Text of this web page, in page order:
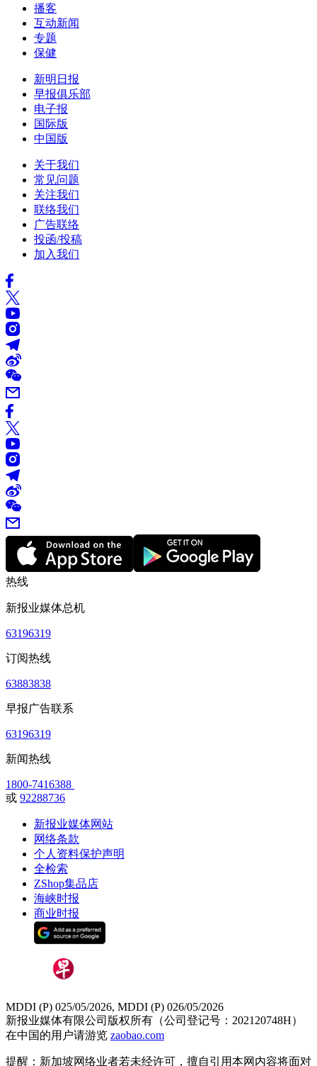
播客
互动新闻
专题
保健
新明日报
早报俱乐部
电子报
国际版
中国版
关于我们
常见问题
关注我们
联络我们
广告联络
投函/投稿
加入我们
热线
新报业媒体总机
63196319
订阅热线
63883838
早报广告联系
63196319
新闻热线
1800-7416388
或 92288736
新报业媒体网站
网络条款
个人资料保护声明
全检索
ZShop集品店
海峡时报
商业时报
MDDI (P) 025/05/2026, MDDI (P) 026/05/2026
新报业媒体有限公司版权所有（公司登记号：202120748H）
在中国的用户请游览 zaobao.com
提醒：新加坡网络业者若未经许可，擅自引用本网内容将面对